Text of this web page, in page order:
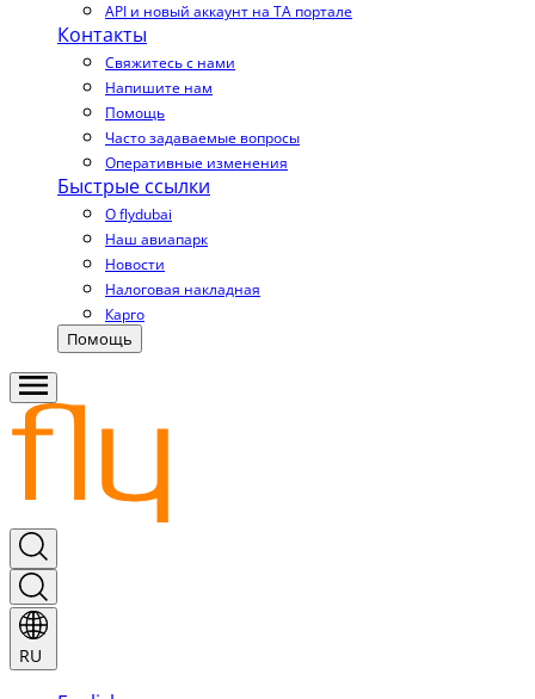
API и новый аккаунт на TA портале
Контакты
Свяжитесь с нами
Напишите нам
Помощь
Часто задаваемые вопросы
Оперативные изменения
Быстрые ссылки
О flydubai
Наш авиапарк
Новости
Налоговая накладная
Карго
Помощь
RU